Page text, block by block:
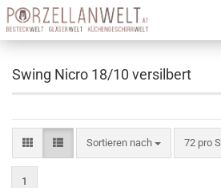
Swing Nicro 18/10 versilbert
Sortieren nach
Sortieren nach 72 pro
pro
1